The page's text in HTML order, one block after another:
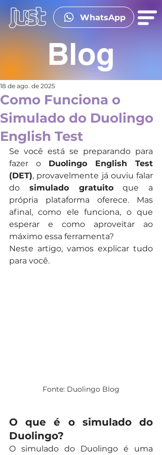
WhatsApp
Blog
Como Funciona o
Simulado do Duolingo
English Test
18 de ago. de 2025
Se você está se preparando para
fazer o Duolingo English Test
(DET), provavelmente já ouviu falar
do simulado gratuito que a
própria plataforma oferece. Mas
afinal, como ele funciona, o que
esperar e como aproveitar ao
máximo essa ferramenta?
Neste artigo, vamos explicar tudo
para você.
Fonte: Duolingo Blog
O que é o simulado do
Duolingo?
O simulado do Duolingo é uma